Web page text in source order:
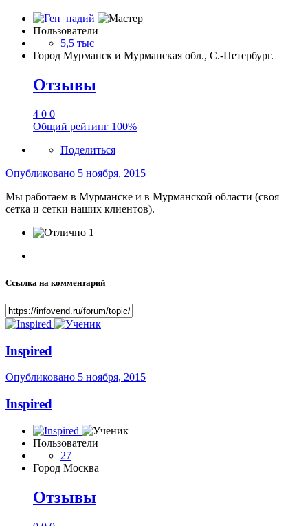
Пользователи
5,5 тыс
Город Мурманск и Мурманская обл., С.-Петербург.
Отзывы
4 0 0
Общий рейтинг 100%
Поделиться
Опубликовано 5 ноября, 2015
Мы работаем в Мурманске и в Мурманской области (своя
сетка и сетки наших клиентов).
1
Ссылка на комментарий
Inspired
Опубликовано 5 ноября, 2015
Inspired
Пользователи
27
Город Москва
Отзывы